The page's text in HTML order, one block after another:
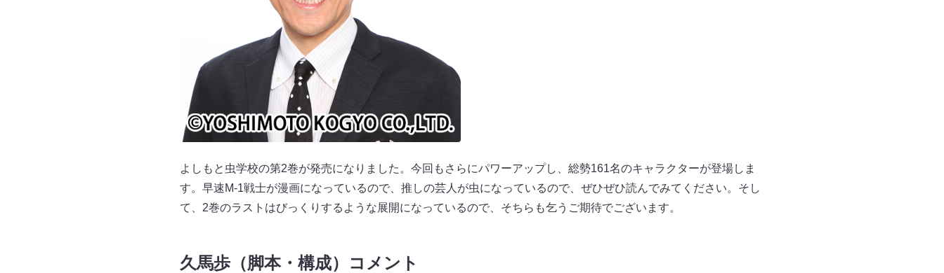
よしもと虫学校の第2巻が発売になりました。今回もさらにパワーアップし、総勢161名のキャラクターが登場しま
す。早速M-1戦士が漫画になっているので、推しの芸人が虫になっているので、ぜひぜひ読んでみてください。そし
て、2巻のラストはびっくりするような展開になっているので、そちらも乞うご期待でございます。
久馬歩（脚本・構成）コメント